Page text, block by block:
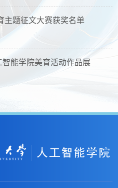
主题征文大赛获奖名单
能学院美育活动作品展